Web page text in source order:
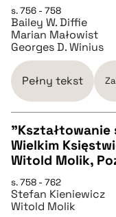
pobierz cytat
BIBTEX
pobierz cytat
s. 756 - 758
Bailey W. Diffie
Marian Małowist
Georges D. Winius
Pełny tekst
CZYSTY TEKST
pobierz cytat
Wielkim
Witold Molik,
s. 758 - 762
Stefan Kieniewicz
Witold Molik